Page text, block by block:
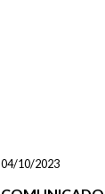
04/10/2023